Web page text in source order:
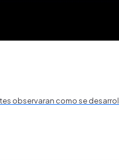
observaran como se